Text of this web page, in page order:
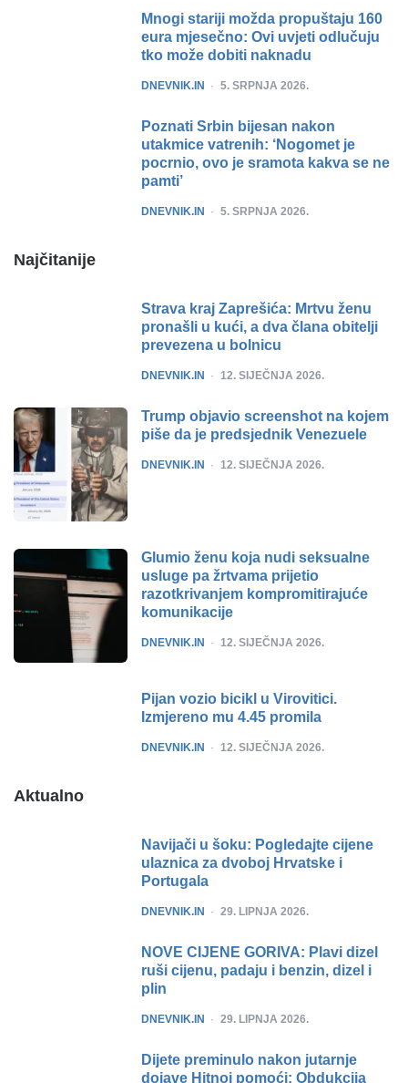
Mnogi stariji možda propuštaju 160
eura mjesečno: Ovi uvjeti odlučuju
tko može dobiti naknadu
POSTED
DNEVNIK.IN 5. SRPNJA 2026.
Poznati Srbin bijesan nakon
utakmice vatrenih: ‘Nogomet je
pocrnio, ovo je sramota kakva se ne
pamti’
POSTED
DNEVNIK.IN 5. SRPNJA 2026.
Najčitanije
Strava kraj Zaprešića: Mrtvu ženu
pronašli u kući, a dva člana obitelji
prevezena u bolnicu
POSTED
DNEVNIK.IN 12. SIJEČNJA 2026.
Trump objavio screenshot na kojem
piše da je predsjednik Venezuele
POSTED
DNEVNIK.IN 12. SIJEČNJA 2026.
Glumio ženu koja nudi seksualne
usluge pa žrtvama prijetio
razotkrivanjem kompromitirajuće
komunikacije
POSTED
DNEVNIK.IN 12. SIJEČNJA 2026.
Pijan vozio bicikl u Virovitici.
Izmjereno mu 4.45 promila
POSTED
DNEVNIK.IN 12. SIJEČNJA 2026.
Aktualno
Navijači u šoku: Pogledajte cijene
ulaznica za dvoboj Hrvatske i
Portugala
POSTED
DNEVNIK.IN 29. LIPNJA 2026.
NOVE CIJENE GORIVA: Plavi dizel
ruši cijenu, padaju i benzin, dizel i
plin
POSTED
DNEVNIK.IN 29. LIPNJA 2026.
Dijete preminulo nakon jutarnje
dojave Hitnoj pomoći: Obdukcija